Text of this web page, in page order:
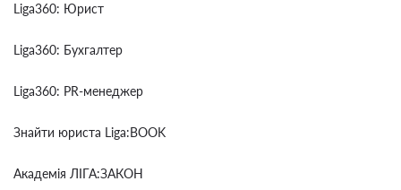
Liga360: Юрист
Liga360: Бухгалтер
Liga360: PR-менеджер
Знайти юриста Liga:BOOK
Академія ЛІГА:ЗАКОН